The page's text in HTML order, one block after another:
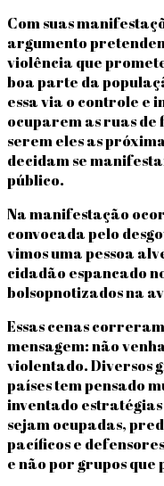
Com suas
argumento
violência que
boa parte da
essa via o controle e
ocuparem as ruas
serem eles as
decidam se
público.
Na manifestação
convocada pelo
vimos uma pessoa
cidadão espancado
bolsopnotizados na
Essas cenas
mensagem: não
violentado. Diversos
países tem pensado
inventado
sejam ocupadas,
pacíficos e
e não por grupos